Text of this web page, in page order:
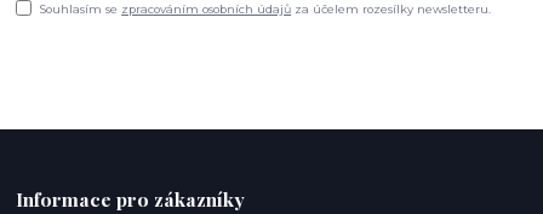
Souhlasím se zpracováním osobních údajů za účelem rozesílky newsletteru.
Informace pro zákazníky